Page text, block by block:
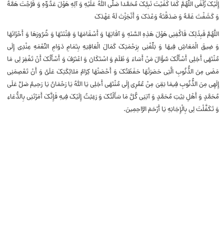
إِلَیْکَ زُلْفَى اللَّهُمَّ کَمَا کَفَیْتَ نَبِیَّکَ مُحَمَّدا صَلَّى اللَّهُ عَلَیْهِ وَ آلِهِ هَوْلَ عَدُوِّهِ وَ فَرَّجْتَ هَمَّهُ
وَ کَشَفْتَ غَمَّهُ وَ صَدَقْتَهُ وَعْدَکَ وَ أَنْجَزْتَ لَهُ عَهْدَکَ
اللَّهُمَّ فَبِذَلِکَ فَاکْفِنِی هَوْلَ هَذِهِ السَّنَهِ وَ آفَاتِهَا وَ أَسْقَامَهَا وَ فِتْنَتَهَا وَ شُرُورَهَا وَ أَحْزَانَهَا
وَ ضِیقَ الْمَعَاشِ فِیهَا وَ بَلِّغْنِی بِرَحْمَتِکَ کَمَالَ الْعَافِیَهِ بِتَمَامِ دَوَامِ النِّعْمَهِ عِنْدِی إِلَى
مُنْتَهَى أَجَلِی أَسْأَلُکَ سُؤَالَ مَنْ أَسَاءَ وَ ظَلَمَ وَ اسْتَکَانَ وَ اعْتَرَفَ وَ أَسْأَلُکَ أَنْ تَغْفِرَ لِی مَا
مَضَى مِنَ الذُّنُوبِ الَّتِی حَصَرَتْهَا حَفَظَتُکَ وَ أَحْصَتْهَا کِرَامُ مَلائِکَتِکَ عَلَیَّ وَ أَنْ تَعْصِمَنِی
إِلَهِی مِنَ الذُّنُوبِ فِیمَا بَقِیَ مِنْ عُمُرِی إِلَى مُنْتَهَى أَجَلِی یَا اللَّهُ یَا رَحْمَانُ یَا رَحِیمُ صَلِّ عَلَى
مُحَمَّدٍ وَ أَهْلِ بَیْتِ مُحَمَّدٍ وَ آتِنِی کُلَّ مَا سَأَلْتُکَ وَ رَغِبْتُ إِلَیْکَ فِیهِ فَإِنَّکَ أَمَرْتَنِی بِالدُّعَاءِ
وَ تَکَفَّلْتَ لِی بِالْإِجَابَهِ یَا أَرْحَمَ الرَّاحِمِینَ.